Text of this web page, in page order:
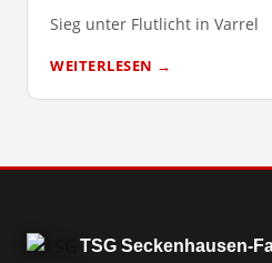
Sieg unter Flutlicht in Varrel
WEITERLESEN →
TSG Seckenhausen-